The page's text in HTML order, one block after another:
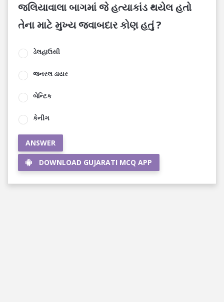
જલિયાવાલા બાગમાં જે હત્યાકાંડ થયેલ હતો
તેના માટે મુખ્ય જવાબદાર કોણ હતું ?
ડેલહાઉસી
જનરલ ડાયર
બેન્ટિક
કેનીંગ
ANSWER
DOWNLOAD GUJARATI MCQ APP